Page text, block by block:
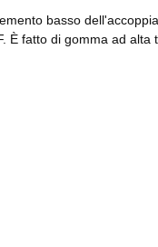
basso
fatto di gomma ad alta